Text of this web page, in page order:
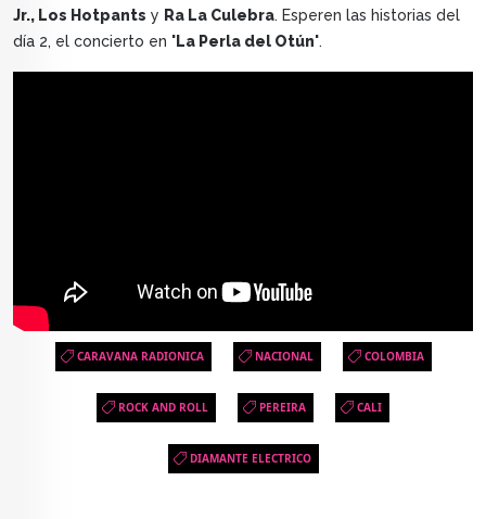
Jr., Los Hotpants y Ra La Culebra. Esperen las historias del
día 2, el concierto en 'La Perla del Otún'.
CARAVANA RADIONICA NACIONAL COLOMBIA
ROCK AND ROLL PEREIRA CALI
DIAMANTE ELECTRICO